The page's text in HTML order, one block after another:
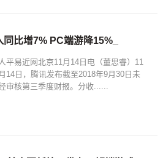
比增7% PC端游降15%_
平易近网北京11月14日电（董思睿）11
14日，腾讯发布截至2018年9月30日未
审核第三季度财报。分收......